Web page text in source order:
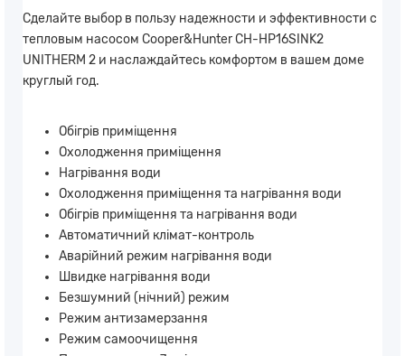
Сделайте выбор в пользу надежности и эффективности с
тепловым насосом Cooper&Hunter CH-HP16SINK2
UNITHERM 2 и наслаждайтесь комфортом в вашем доме
круглый год.
Обігрів приміщення
Охолодження приміщення
Нагрівання води
Охолодження приміщення та нагрівання води
Обігрів приміщення та нагрівання води
Автоматичний клімат-контроль
Аварійний режим нагрівання води
Швидке нагрівання води
Безшумний (нічний) режим
Режим антизамерзання
Режим самоочищення